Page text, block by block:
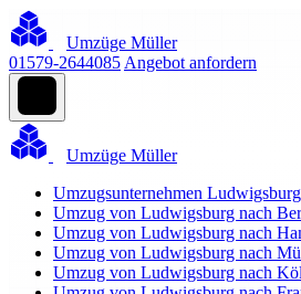
Umzüge Müller
01579-2644085 Angebot anfordern
Umzüge Müller
Umzugsunternehmen Ludwigsburg
Umzug von Ludwigsburg nach
Umzug von Ludwigsburg nach
Umzug von Ludwigsburg nach
Umzug von Ludwigsburg nach